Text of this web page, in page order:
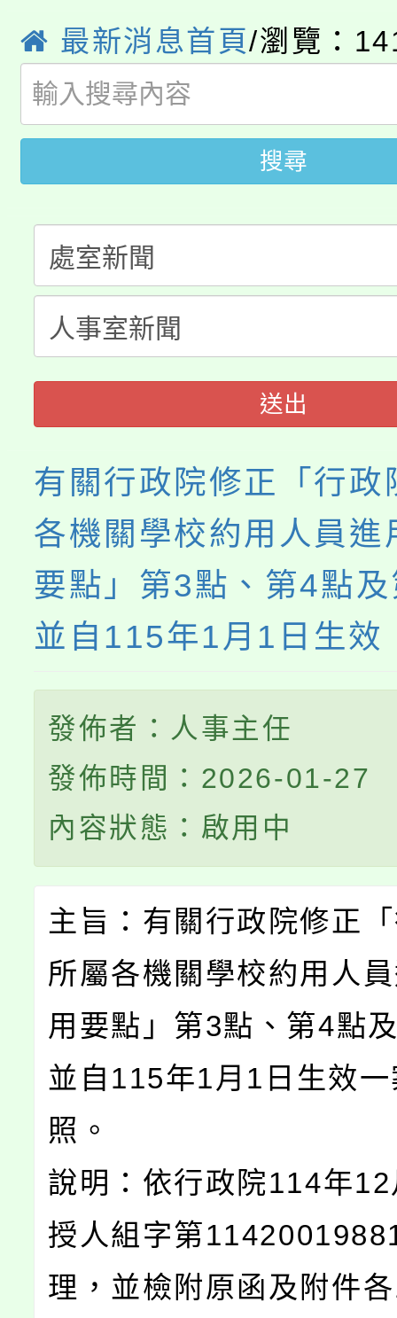
心理、諮商輔導、社會
系所師生報名參加。
學籍身 分審查程序及
版
淨零綠領人才培育課程
公告本校115學年度第
代理(課)教師甄選結果(
「2026金融保險知識
車」活動
桃園市115學年度學生
生本土語及新住民語歌
公告本校115學年度第
代理(課)教師甄選結果(
公告本校115學年度第
代理(課)教師甄選結果
轉知中國文化大學推廣
《TA101》溝通分析基
程，歡迎學生輔導中心
心理、諮商輔導、社會
系所師生報名參加。
最新消息首頁/瀏覽：
搜尋
送出
有關行政院修正「行政
各機關學校約用人員進
要點」第3點、第4點
並自115年1月1日生效
發佈者：人事主任
發佈時間：2026-01-27
內容狀態：啟用中
主旨：有關行政院修正
所屬各機關學校約用人
用要點」第3點、第4點
並自115年1月1日生效
照。
說明：依行政院114年
授人組字第
理，並檢附原函及附件